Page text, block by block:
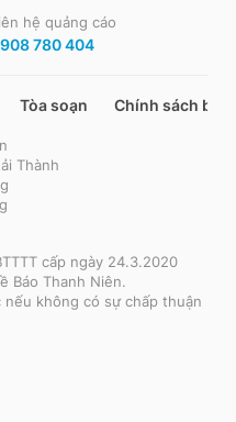
hệ quảng cáo
780 404
Tòa soạn Chính sách bảo
Thành
cấp ngày 24.3.2020
Báo Thanh Niên.
không có sự chấp thuận